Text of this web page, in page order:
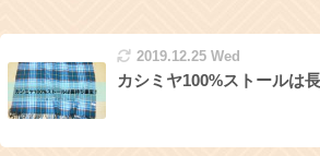
2019.12.25 Wed
カシミヤ100%ストールは